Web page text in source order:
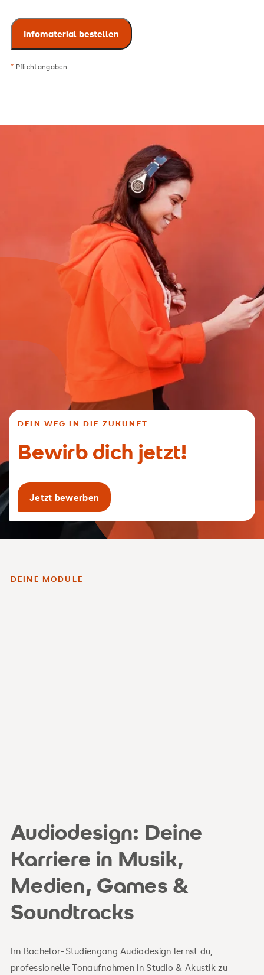
* Pflichtangaben
DEIN WEG IN DIE ZUKUNFT
Bewirb dich jetzt!
Jetzt bewerben
DEINE MODULE
Audiodesign: Deine
Karriere in Musik,
Medien, Games &
Soundtracks
Im Bachelor-Studiengang Audiodesign lernst du,
professionelle Tonaufnahmen in Studio & Akustik zu